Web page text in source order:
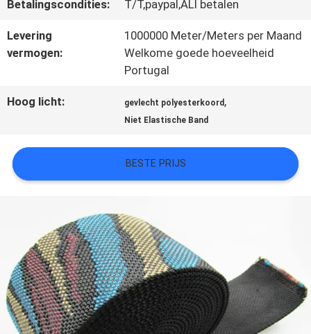
VR
SHOW
SITEMAP
PRIVACYBELEID
Betalingscondities: T/T,paypal,ALI betalen
Levering
vermogen:
1000000 Meter/Meters per Maand
Welkome goede hoeveelheid
Portugal
Hoog licht: gevlecht polyesterkoord ,
Niet Elastische Band
BESTE PRIJS